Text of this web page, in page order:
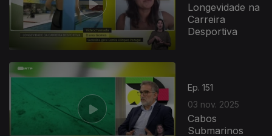
Longevidade na
Carreira
Desportiva
Ep. 151
03 nov. 2025
Cabos
Submarinos
885933